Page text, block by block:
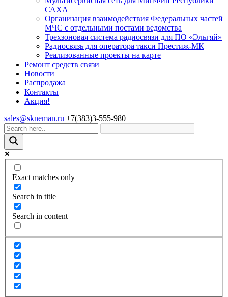
САХА
Организация взаимодействия Федеральных частей
МЧС с отдельными постами ведомства
Трехзоновая система радиосвязи для ПО «Эльгяй»
Радиосвязь для оператора такси Престиж-МК
Реализованные проекты на карте
Ремонт средств связи
Новости
Распродажа
Контакты
Акция!
sales@skneman.ru +7(383)3-555-980
Exact matches only
Search in title
Search in content